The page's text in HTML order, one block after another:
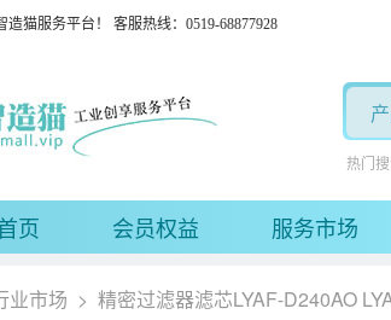
造猫服务平台！ 客服热线：0519-68877928
热门搜
页 会员权益 服务市场
业市场 > 精密过滤器滤芯LYAF-D240AO